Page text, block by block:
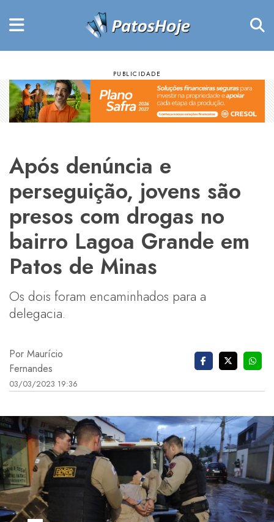
Após denúncia e
perseguição, jovens são
presos com drogas no
bairro Lagoa Grande em
Patos de Minas
Os dois foram encaminhados para a
delegacia.
Por Maurício
Fernandes
03/03/2023 19:36